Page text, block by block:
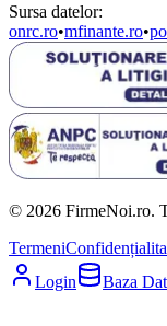
Sursa datelor:
onrc.ro•mfinante.ro•
© 2026 FirmeNoi.ro.
Termeni
Login
Baza